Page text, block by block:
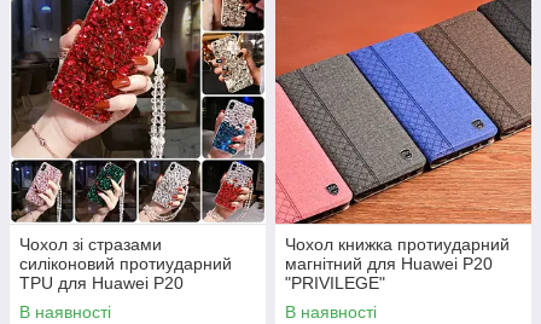
Чохол зі стразами
силіконовий протиударний
TPU для Huawei P20
"SWAROV LUXURY"
В наявності
Чохол книжка протиударний
магнітний для Huawei P20
"PRIVILEGE"
В наявності